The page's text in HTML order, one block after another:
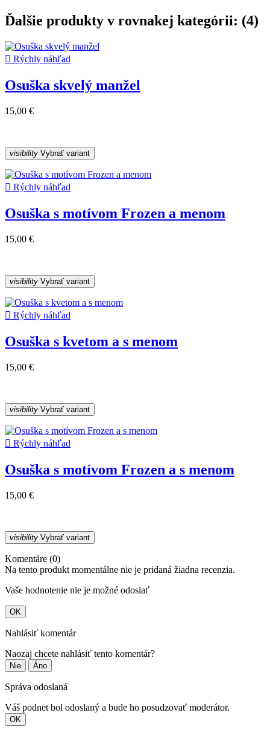
Ďalšie produkty v rovnakej kategórii: (4)
 Rýchly náhľad
Osuška skvelý manžel
15,00 €
visibility Vybrať variant
 Rýchly náhľad
Osuška s motívom Frozen a menom
15,00 €
visibility Vybrať variant
 Rýchly náhľad
Osuška s kvetom a s menom
15,00 €
visibility Vybrať variant
 Rýchly náhľad
Osuška s motívom Frozen a s menom
15,00 €
visibility Vybrať variant
Komentáre (0)
Na tento produkt momentálne nie je pridaná žiadna recenzia.
Vaše hodnotenie nie je možné odoslať
OK
Nahlásiť komentár
Naozaj chcete nahlásiť tento komentár?
Nie Áno
Správa odoslaná
Váš podnet bol odoslaný a bude ho posudzovať moderátor.
OK